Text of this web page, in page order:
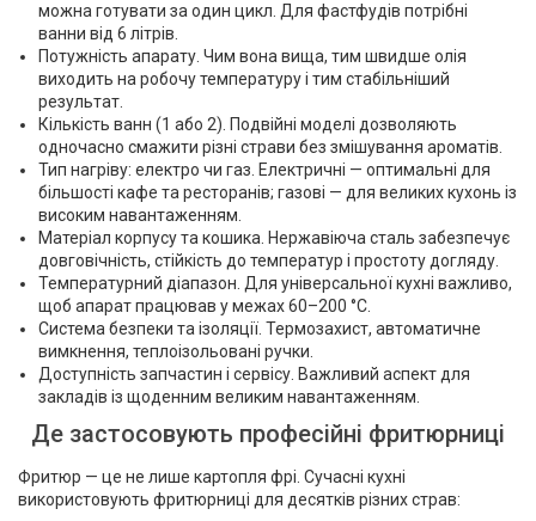
можна готувати за один цикл. Для фастфудів потрібні
ванни від 6 літрів.
Потужність апарату. Чим вона вища, тим швидше олія
виходить на робочу температуру і тим стабільніший
результат.
Кількість ванн (1 або 2). Подвійні моделі дозволяють
одночасно смажити різні страви без змішування ароматів.
Тип нагріву: електро чи газ. Електричні — оптимальні для
більшості кафе та ресторанів; газові — для великих кухонь із
високим навантаженням.
Матеріал корпусу та кошика. Нержавіюча сталь забезпечує
довговічність, стійкість до температур і простоту догляду.
Температурний діапазон. Для універсальної кухні важливо,
щоб апарат працював у межах 60–200 °С.
Система безпеки та ізоляції. Термозахист, автоматичне
вимкнення, теплоізольовані ручки.
Доступність запчастин і сервісу. Важливий аспект для
закладів із щоденним великим навантаженням.
Де застосовують професійні фритюрниці
Фритюр — це не лише картопля фрі. Сучасні кухні
використовують фритюрниці для десятків різних страв: